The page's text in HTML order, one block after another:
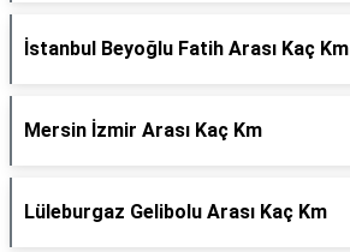
İstanbul Beyoğlu Fatih Arası Kaç Km
Mersin İzmir Arası Kaç Km
Lüleburgaz Gelibolu Arası Kaç Km